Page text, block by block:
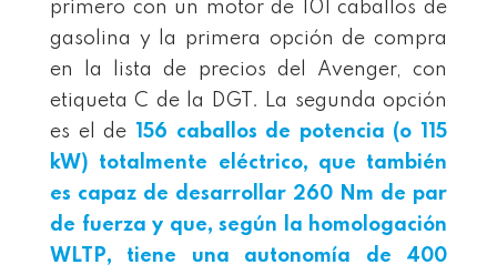
primero con un motor de 101 caballos de
gasolina y la primera opción de compra
en la lista de precios del Avenger, con
etiqueta C de la DGT. La segunda opción
es el de 156 caballos de potencia (o 115
kW) totalmente eléctrico, que también
es capaz de desarrollar 260 Nm de par
de fuerza y que, según la homologación
WLTP, tiene una autonomía de 400